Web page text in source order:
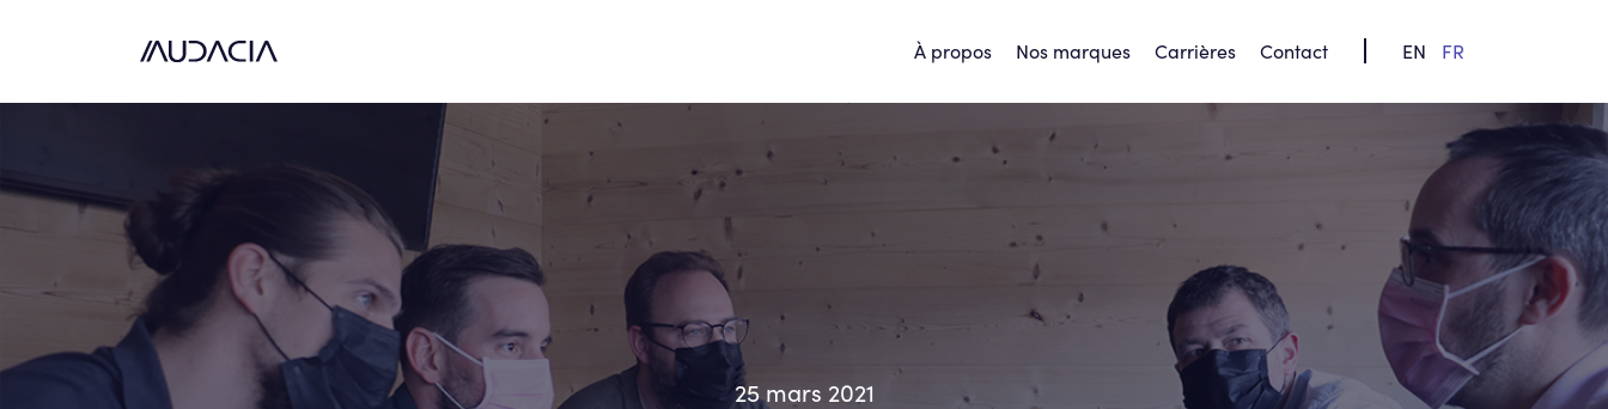
À propos Nos marques Carrières Contact EN FR
25 mars 2021